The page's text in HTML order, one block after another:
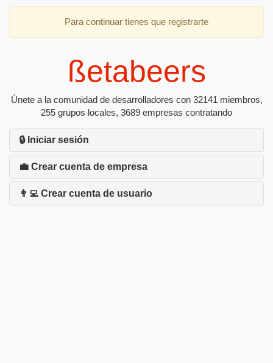
Para continuar tienes que registrarte
ßetabeers
Únete a la comunidad de desarrolladores con 32141 miembros,
255 grupos locales, 3689 empresas contratando
🔒 Iniciar sesión
💼 Crear cuenta de empresa
👨‍💻 Crear cuenta de usuario